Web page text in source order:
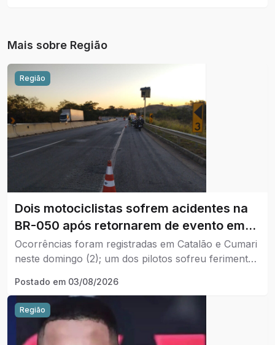
Mais sobre Região
Região
Dois motociclistas sofrem acidentes na
BR-050 após retornarem de evento em
Brasília.
Ocorrências foram registradas em Catalão e Cumari
neste domingo (2); um dos pilotos sofreu ferimentos
Postado em 03/08/2026
Região